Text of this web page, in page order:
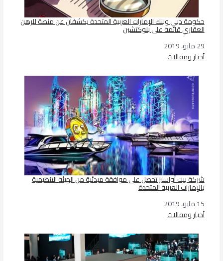
حكومة دبي وبنك الإمارات العربية المتحدة يكشفان عن منصة للرهن
العقاري قائمة على بلوكتشين
التاريخ
29 مايو، 2019
في ما يتعلق بما يأتي
أخبار ومقالات
شركة بيت أواسيز تحصل على موافقة مبدئية من الهيئة التنظيمية
بالإمارات العربية المتحدة
التاريخ
15 مايو، 2019
في ما يتعلق بما يأتي
أخبار ومقالات